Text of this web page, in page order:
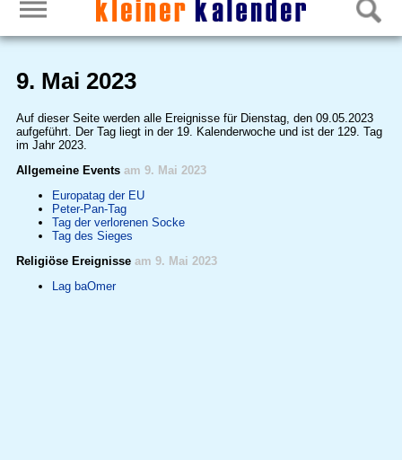
9. Mai 2023
Auf dieser Seite werden alle Ereignisse für Dienstag, den 09.05.2023
aufgeführt. Der Tag liegt in der 19. Kalenderwoche und ist der 129. Tag
im Jahr 2023.
Allgemeine Events am 9. Mai 2023
Europatag der EU
Peter-Pan-Tag
Tag der verlorenen Socke
Tag des Sieges
Religiöse Ereignisse am 9. Mai 2023
Lag baOmer